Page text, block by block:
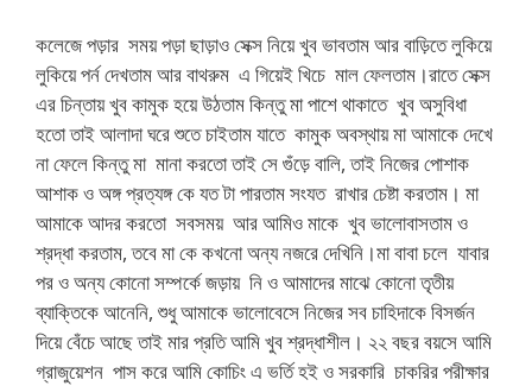
কলেজে পড়ার সময় পড়া ছাড়াও সেক্স নিয়ে খুব ভাবতাম আর বাড়িতে লুকিয়ে
লুকিয়ে পর্ন দেখতাম আর বাথরুম এ গিয়েই খিচে মাল ফেলতাম।রাতে সেক্স
এর চিন্তায় খুব কামুক হয়ে উঠতাম কিন্তু মা পাশে থাকাতে খুব অসুবিধা
হতো তাই আলাদা ঘরে শুতে চাইতাম যাতে কামুক অবস্থায় মা আমাকে দেখে
না ফেলে কিন্তু মা মানা করতো তাই সে গুঁড়ে বালি, তাই নিজের পোশাক
আশাক ও অঙ্গ প্রত্যঙ্গ কে যত টা পারতাম সংযত রাখার চেষ্টা করতাম। মা
আমাকে আদর করতো সবসময় আর আমিও মাকে খুব ভালোবাসতাম ও
শ্রদ্ধা করতাম, তবে মা কে কখনো অন্য নজরে দেখিনি।মা বাবা চলে যাবার
পর ও অন্য কোনো সম্পর্কে জড়ায় নি ও আমাদের মাঝে কোনো তৃতীয়
ব্যাক্তিকে আনেনি, শুধু আমাকে ভালোবেসে নিজের সব চাহিদাকে বিসর্জন
দিয়ে বেঁচে আছে তাই মার প্রতি আমি খুব শ্রদ্ধাশীল। ২২ বছর বয়সে আমি
গ্রাজুয়েশন পাস করে আমি কোচিং এ ভর্তি হই ও সরকারি চাকরির পরীক্ষার